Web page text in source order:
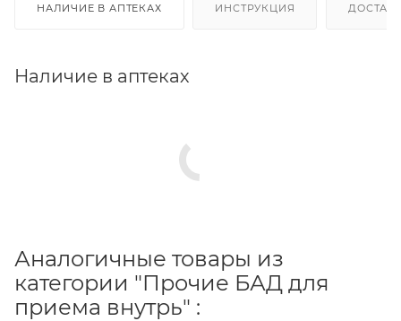
НАЛИЧИЕ В АПТЕКАХ ИНСТРУКЦИЯ
Наличие в аптеках
Аналогичные товары из
категории "Прочие БАД для
приема внутрь" :